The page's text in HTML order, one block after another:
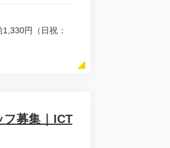
円（日祝：
フ募集｜ICT